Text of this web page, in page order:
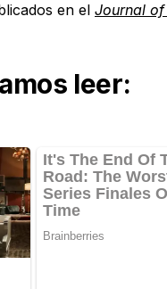
en el Journal
leer: